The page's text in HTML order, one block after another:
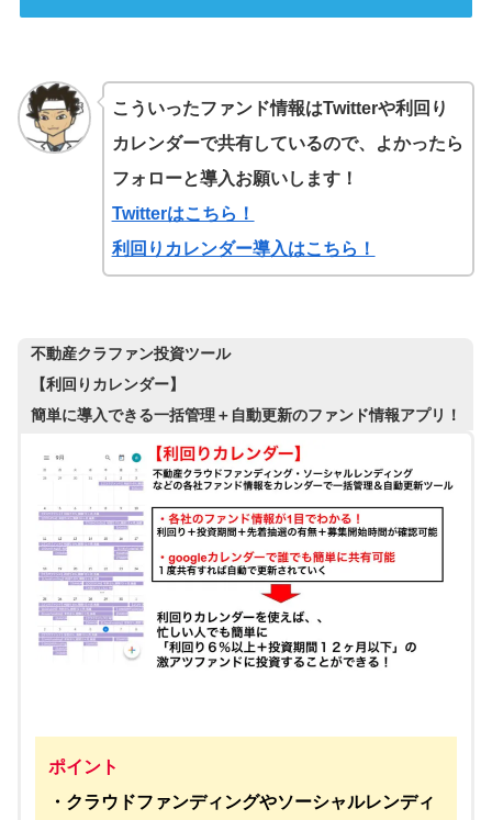
こういったファンド情報はTwitterや利回り
カレンダーで共有しているので、よかったら
フォローと導入お願いします！
Twitterはこちら！
利回りカレンダー導入はこちら！
不動産クラファン投資ツール
【利回りカレンダー】
簡単に導入できる一括管理＋自動更新のファンド情報アプリ！
ポイント
・クラウドファンディングやソーシャルレンディ